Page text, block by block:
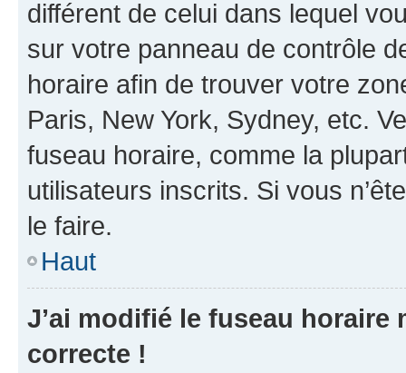
différent de celui dans lequel
sur votre panneau de contrôle
horaire afin de trouver votre
Paris, New York, Sydney, etc.
fuseau horaire, comme la
utilisateurs inscrits. Si vous
le faire.
Haut
J’ai modifié le fuseau horaire
correcte !